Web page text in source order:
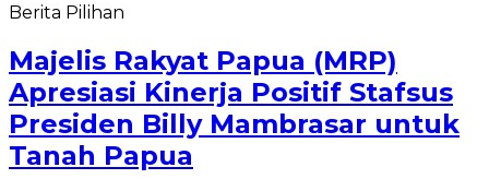
Berita Pilihan
Majelis Rakyat Papua (MRP)
Apresiasi Kinerja Positif Stafsus
Presiden Billy Mambrasar untuk
Tanah Papua